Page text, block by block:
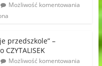
Możliwość komentowania
przedszkole” –
Możliwość komentowania